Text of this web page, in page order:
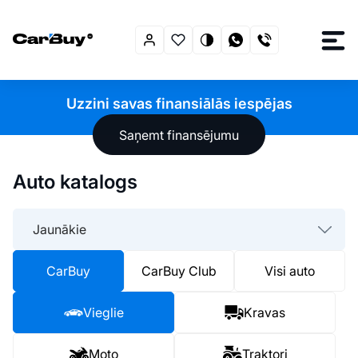
Uzzini savas finansiālās iespējas
Saņemt finansējumu
Auto katalogs
Jaunākie
CarBuy CarBuy Club Visi auto
Vieglie Kravas
Moto Traktori